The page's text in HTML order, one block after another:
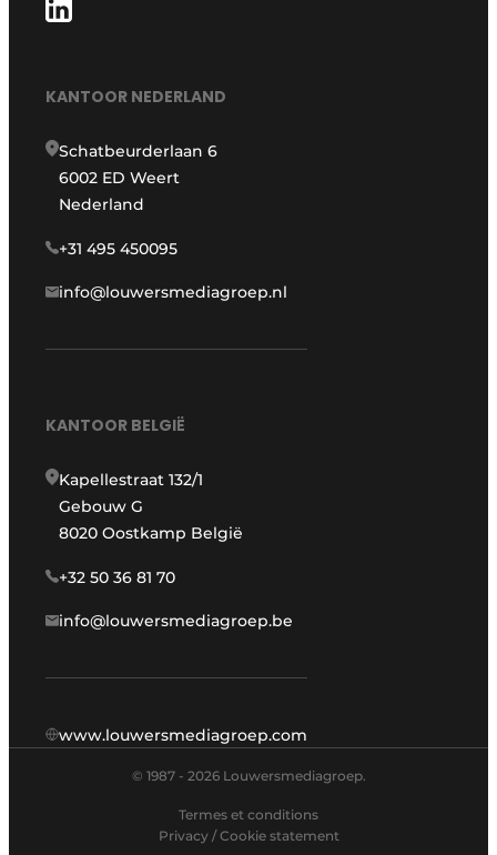
KANTOOR NEDERLAND
Schatbeurderlaan 6
6002 ED Weert
Nederland
+31 495 450095
info@louwersmediagroep.nl
KANTOOR BELGIË
Kapellestraat 132/1
Gebouw G
8020 Oostkamp België
+32 50 36 81 70
info@louwersmediagroep.be
www.louwersmediagroep.com
© 1987 - 2026 Louwersmediagroep.
Termes et conditions
Privacy / Cookie statement